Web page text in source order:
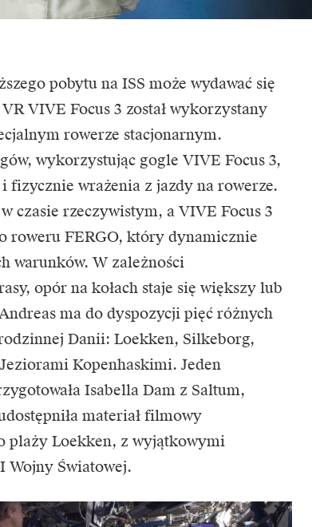
pobytu na ISS może wydawać się
VR VIVE Focus 3 został wykorzystany
rowerze stacjonarnym.
wykorzystując gogle VIVE Focus 3,
fizycznie wrażenia z jazdy na rowerze.
czasie rzeczywistym, a VIVE Focus 3
roweru FERGO, który dynamicznie
warunków. W zależności
opór na kołach staje się większy lub
ma do dyspozycji pięć różnych
Danii: Loekken, Silkeborg,
Kopenhaskimi. Jeden
Isabella Dam z Saltum,
materiał filmowy
plaży Loekken, z wyjątkowymi
Wojny Światowej.